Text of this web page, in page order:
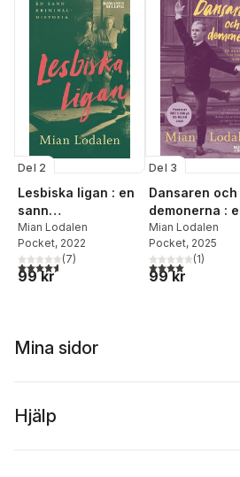
Del 2
Lesbiska ligan : en
sann
kriminalhistoria
Mian Lodalen
Pocket, 2022
4,6utav 5 stjärnor. Totalt antal röster:
(7)
99 kr
Del 3
Dansaren och
demonerna :
berättelse om
omöjlig kärlek
Mian Lodalen
Pocket, 2025
4,0utav 5(1)
99 kr
Mina sidor
Hjälp